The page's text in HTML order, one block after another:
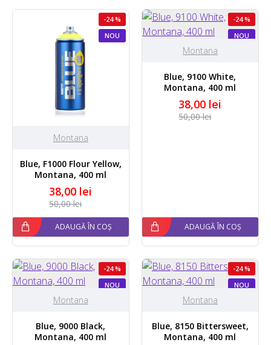
NOU
-24 %
Montana
Blue, F1000 Flour Yellow,
Montana, 400 ml
38,00 lei
50,00 lei
ADAUGĂ ÎN COȘ
NOU
-24 %
Montana
Blue, 9100 White,
Montana, 400 ml
38,00 lei
50,00 lei
ADAUGĂ ÎN COȘ
NOU
-24 %
Montana
Blue, 9000 Black,
Montana, 400 ml
NOU
-24 %
Montana
Blue, 8150 Bittersweet,
Montana, 400 ml